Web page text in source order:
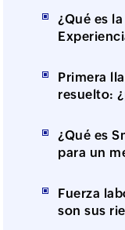
¿Qué es
Primera
resuelto:
contacto
¿Qué es
para un
Fuerza
son sus